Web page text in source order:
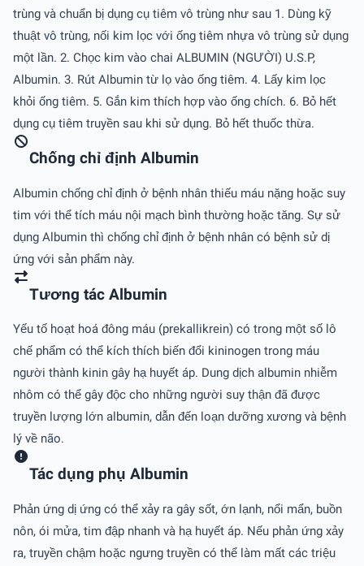
trùng và chuẩn bị dụng cụ tiêm vô trùng như sau 1. Dùng kỹ
thuật vô trùng, nối kim lọc với ống tiêm nhựa vô trùng sử dụng
một lần. 2. Chọc kim vào chai ALBUMIN (NGƯỜI) U.S.P,
Albumin. 3. Rút Albumin từ lọ vào ống tiêm. 4. Lấy kim lọc
khỏi ống tiêm. 5. Gắn kim thích hợp vào ống chích. 6. Bỏ hết
dụng cụ tiêm truyền sau khi sử dụng. Bỏ hết thuốc thừa.
Chống chỉ định Albumin
Albumin chống chỉ định ở bệnh nhân thiếu máu nặng hoặc suy
tim với thể tích máu nội mạch bình thường hoặc tăng. Sự sử
dụng Albumin thì chống chỉ định ở bệnh nhân có bệnh sử dị
ứng với sản phẩm này.
Tương tác Albumin
Yếu tố hoạt hoá đông máu (prekallikrein) có trong một số lô
chế phẩm có thể kích thích biến đổi kininogen trong máu
người thành kinin gây hạ huyết áp. Dung dịch albumin nhiễm
nhôm có thể gây độc cho những người suy thận đã được
truyền lượng lớn albumin, dẫn đến loạn dưỡng xương và bệnh
lý về não.
Tác dụng phụ Albumin
Phản ứng dị ứng có thể xảy ra gây sốt, ớn lạnh, nổi mẩn, buồn
nôn, ói mửa, tim đập nhanh và hạ huyết áp. Nếu phản ứng xảy
ra, truyền chậm hoặc ngưng truyền có thể làm mất các triệu